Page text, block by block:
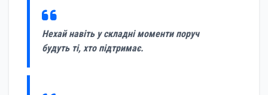
Нехай навіть у складні моменти поруч
будуть ті, хто підтримає.